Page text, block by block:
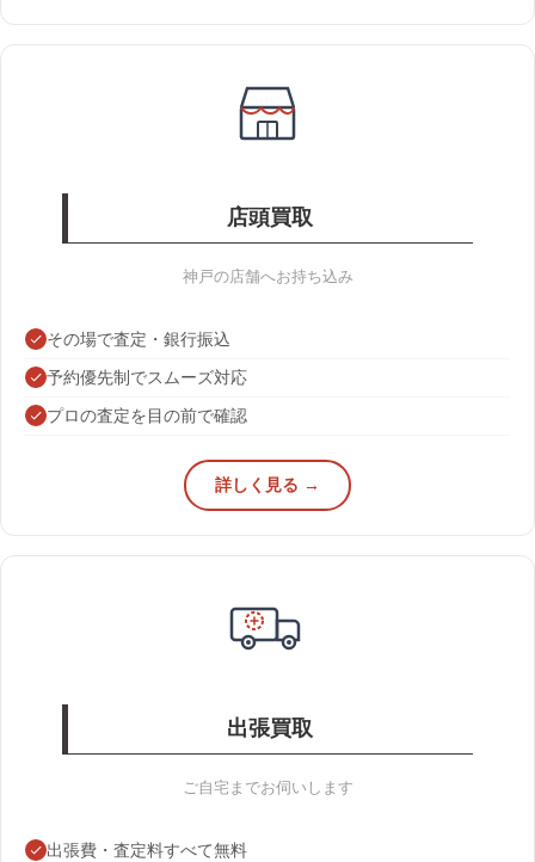
店頭買取
神戸の店舗へお持ち込み
その場で査定・銀行振込
予約優先制でスムーズ対応
プロの査定を目の前で確認
詳しく見る →
出張買取
ご自宅までお伺いします
出張費・査定料すべて無料